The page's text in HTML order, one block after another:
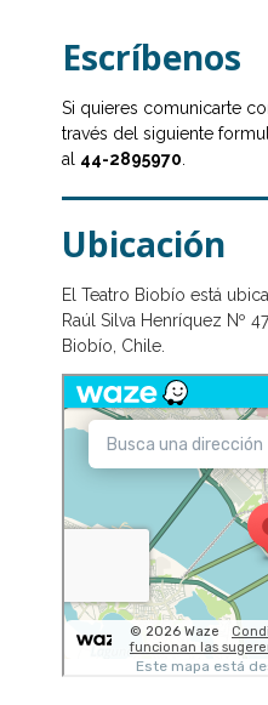
Escríbenos
Si quieres comunicarte
través del siguiente
al 44-2895970
Ubicación
El Teatro Biobío está
Raúl Silva Henríquez Nº
Biobío, Chile.